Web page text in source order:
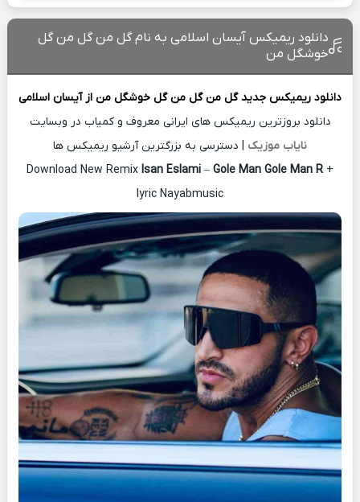
دانلود ریمیکس آیسان اسلامی به نام گل من گل من گل
خوشگل من
دانلود ریمیکس جدیدگل من گل من گل خوشگل من ازآیسان اسلامی
دانلود بروزترین ریمیکس های ایرانی معروف و کمیاب در وبسایت
نایاب موزیک | دسترسی به بزرگترین آرشیو ریمیکس ها
Download New Remix Isan Eslami – Gole Man Gole Man R +
lyric Nayabmusic